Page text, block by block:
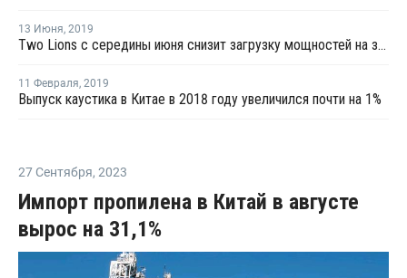
13 Июня, 2019
Two Lions с середины июня снизит загрузку мощностей на заводе каустика в Китае до 40%
11 Февраля, 2019
Выпуск каустика в Китае в 2018 году увеличился почти на 1%
27 Сентября, 2023
Импорт пропилена в Китай в августе
вырос на 31,1%